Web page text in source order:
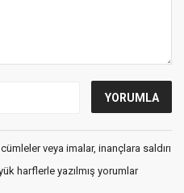
veya imalar, inançlara saldırı
harflerle yazılmış yorumlar